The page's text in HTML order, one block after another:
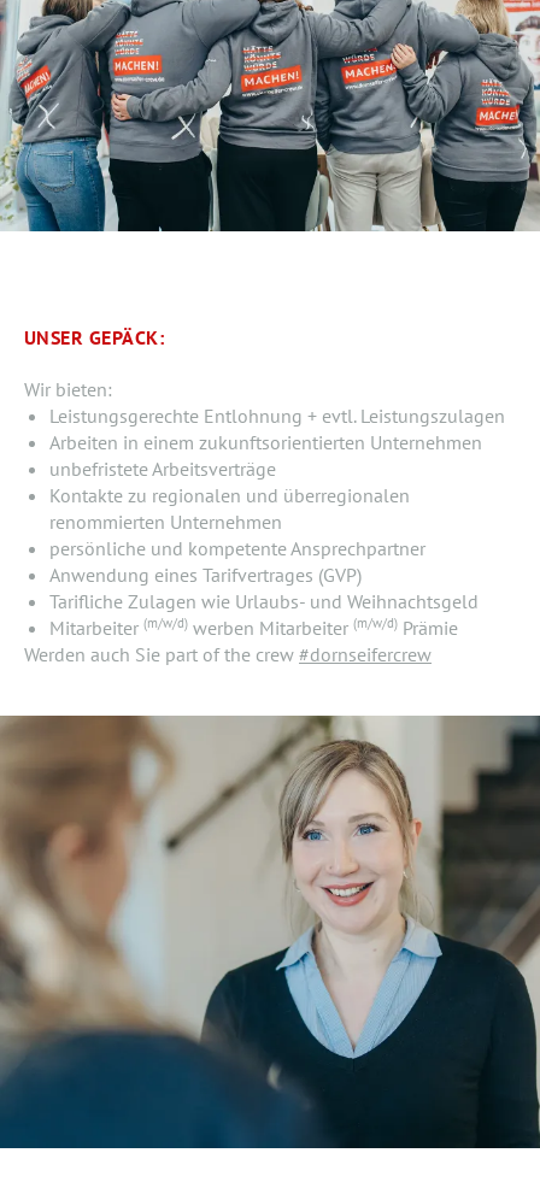
UNSER GEPÄCK:
Wir bieten:
Leistungsgerechte Entlohnung + evtl. Leistungszulagen
Arbeiten in einem zukunftsorientierten Unternehmen
unbefristete Arbeitsverträge
Kontakte zu regionalen und überregionalen
renommierten Unternehmen
persönliche und kompetente Ansprechpartner
Anwendung eines Tarifvertrages (GVP)
Tarifliche Zulagen wie Urlaubs- und Weihnachtsgeld
Mitarbeiter (m/w/d)werben Mitarbeiter (m/w/d)Prämie
Werden auch Sie part of the crew #dornseifercrew